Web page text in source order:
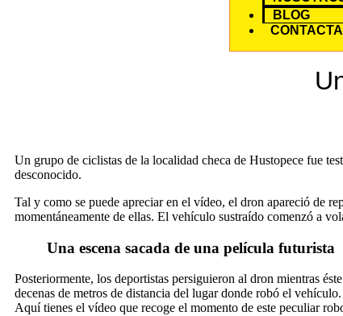
BLOG
CONTACTA
Un grupo de ciclistas de la localidad checa de Hustopece fue
desconocido.
Tal y como se puede apreciar en el vídeo, el dron apareció de
momentáneamente de ellas. El vehículo sustraído comenzó a
Una escena sacada de una película futurista
Posteriormente, los deportistas persiguieron al dron mientras
decenas de metros de distancia del lugar donde robó el vehículo.
Aquí tienes el vídeo que recoge el momento de este peculiar